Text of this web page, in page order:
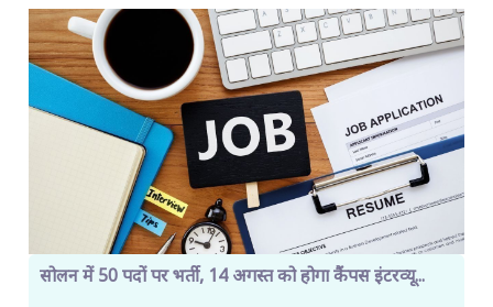
सोलन में 50 पदों पर भर्ती, 14 अगस्त को होगा कैंपस इंटरव्यू...